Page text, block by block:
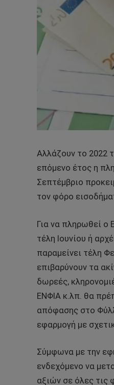
Αλλάζουν το 2022
επόμενο έτος η
Σεπτέμβριο
τον φόρο
Για να πληρωθεί ο
τέλη Ιουνίου ή
παραμείνει τέλη
επιβαρύνουν τα
δωρεές,
ΕΝΦΙΑ κ.λπ. θα
απόφασης στο
εφαρμογή με
Σύμφωνα με την
ενδεχόμενο να
αξιών σε όλες τις